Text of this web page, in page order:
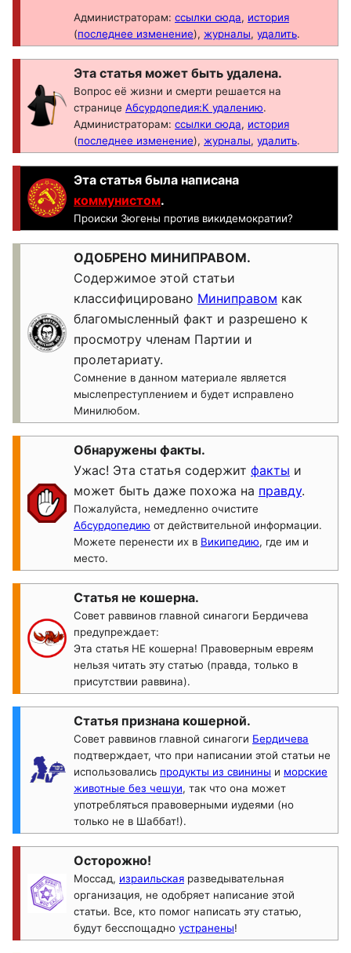
Администраторам: ссылки сюда, история
(последнее изменение), журналы, удалить.
Эта статья может быть удалена.
Вопрос её жизни и смерти решается на
странице Абсурдопедия:К удалению.
Администраторам: ссылки сюда, история
(последнее изменение), журналы, удалить.
Эта статья была написана
коммунистом.
Происки Зюгены против викидемократии?
ОДОБРЕНО МИНИПРАВОМ.
Содержимое этой статьи
классифицировано Миниправом как
благомысленный факт и разрешено к
просмотру членам Партии и
пролетариату.
Сомнение в данном материале является
мыслепреступлением и будет исправлено
Минилюбом.
Обнаружены факты.
Ужас! Эта статья содержит факты и
может быть даже похожа на правду.
Пожалуйста, немедленно очистите
Абсурдопедию от действительной информации.
Можете перенести их в Википедию, где им и
место.
Статья не кошерна.
Совет раввинов главной синагоги Бердичева
предупреждает:
Эта статья НЕ кошерна! Правоверным евреям
нельзя читать эту статью (правда, только в
присутствии раввина).
Статья признана кошерной.
Совет раввинов главной синагоги Бердичева
подтверждает, что при написании этой статьи не
использовались продукты из свинины и морские
животные без чешуи, так что она может
употребляться правоверными иудеями (но
только не в Шаббат!).
Осторожно!
Моссад, израильская разведывательная
организация, не одобряет написание этой
статьи. Все, кто помог написать эту статью,
будут бесспощадно устранены!